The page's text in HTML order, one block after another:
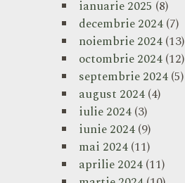
ianuarie 2025 (8)
decembrie 2024(7)
noiembrie 2024(13)
octombrie 2024(12)
septembrie 2024(5)
august 2024(4)
iulie 2024(3)
iunie 2024(9)
mai 2024(11)
aprilie 2024(11)